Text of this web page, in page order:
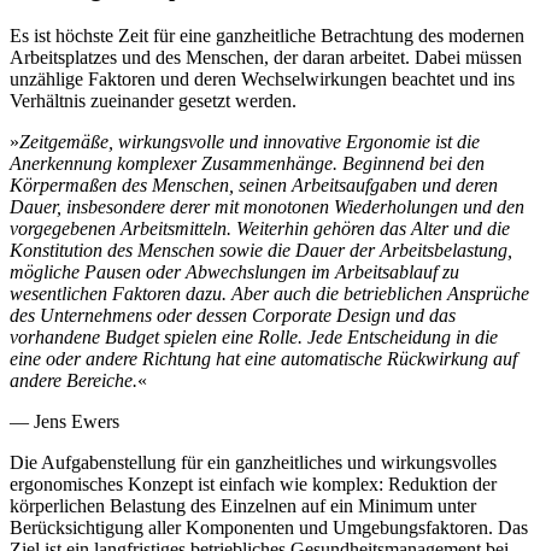
Es ist höchste Zeit für eine ganzheitliche Betrachtung des modernen
Arbeitsplatzes und des Menschen, der daran arbeitet. Dabei müssen
unzählige Faktoren und deren Wechselwirkungen beachtet und ins
Verhältnis zueinander gesetzt werden.
»Zeitgemäße, wirkungsvolle und innovative Ergonomie ist die
Anerkennung komplexer Zusammenhänge. Beginnend bei den
Körpermaßen des Menschen, seinen Arbeitsaufgaben und deren
Dauer, insbesondere derer mit monotonen Wiederholungen und den
vorgegebenen Arbeitsmitteln. Weiterhin gehören das Alter und die
Konstitution des Menschen sowie die Dauer der Arbeitsbelastung,
mögliche Pausen oder Abwechslungen im Arbeitsablauf zu
wesentlichen Faktoren dazu. Aber auch die betrieblichen Ansprüche
des Unternehmens oder dessen Corporate Design und das
vorhandene Budget spielen eine Rolle. Jede Entscheidung in die
eine oder andere Richtung hat eine automatische Rückwirkung auf
andere Bereiche.«
— Jens Ewers
Die Aufgabenstellung für ein ganzheitliches und wirkungsvolles
ergonomisches Konzept ist einfach wie komplex: Reduktion der
körperlichen Belastung des Einzelnen auf ein Minimum unter
Berücksichtigung aller Komponenten und Umgebungsfaktoren. Das